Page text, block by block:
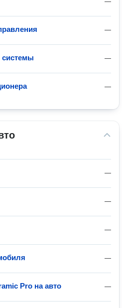
—
—
системы
—
—
—
—
—
—
Pro на авто